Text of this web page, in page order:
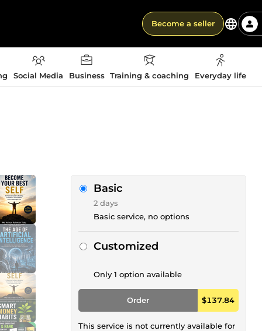
Become a seller
Social Media Business Training & coaching Everyday life
Basic
2 days
Basic service, no options
Customized
Only 1 option available
Order $137.84
This service is not currently available for